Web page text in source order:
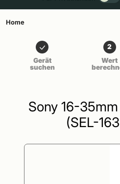
Home
Gerät
suchen
2
Wert
Sony 16-35mm
(SEL-